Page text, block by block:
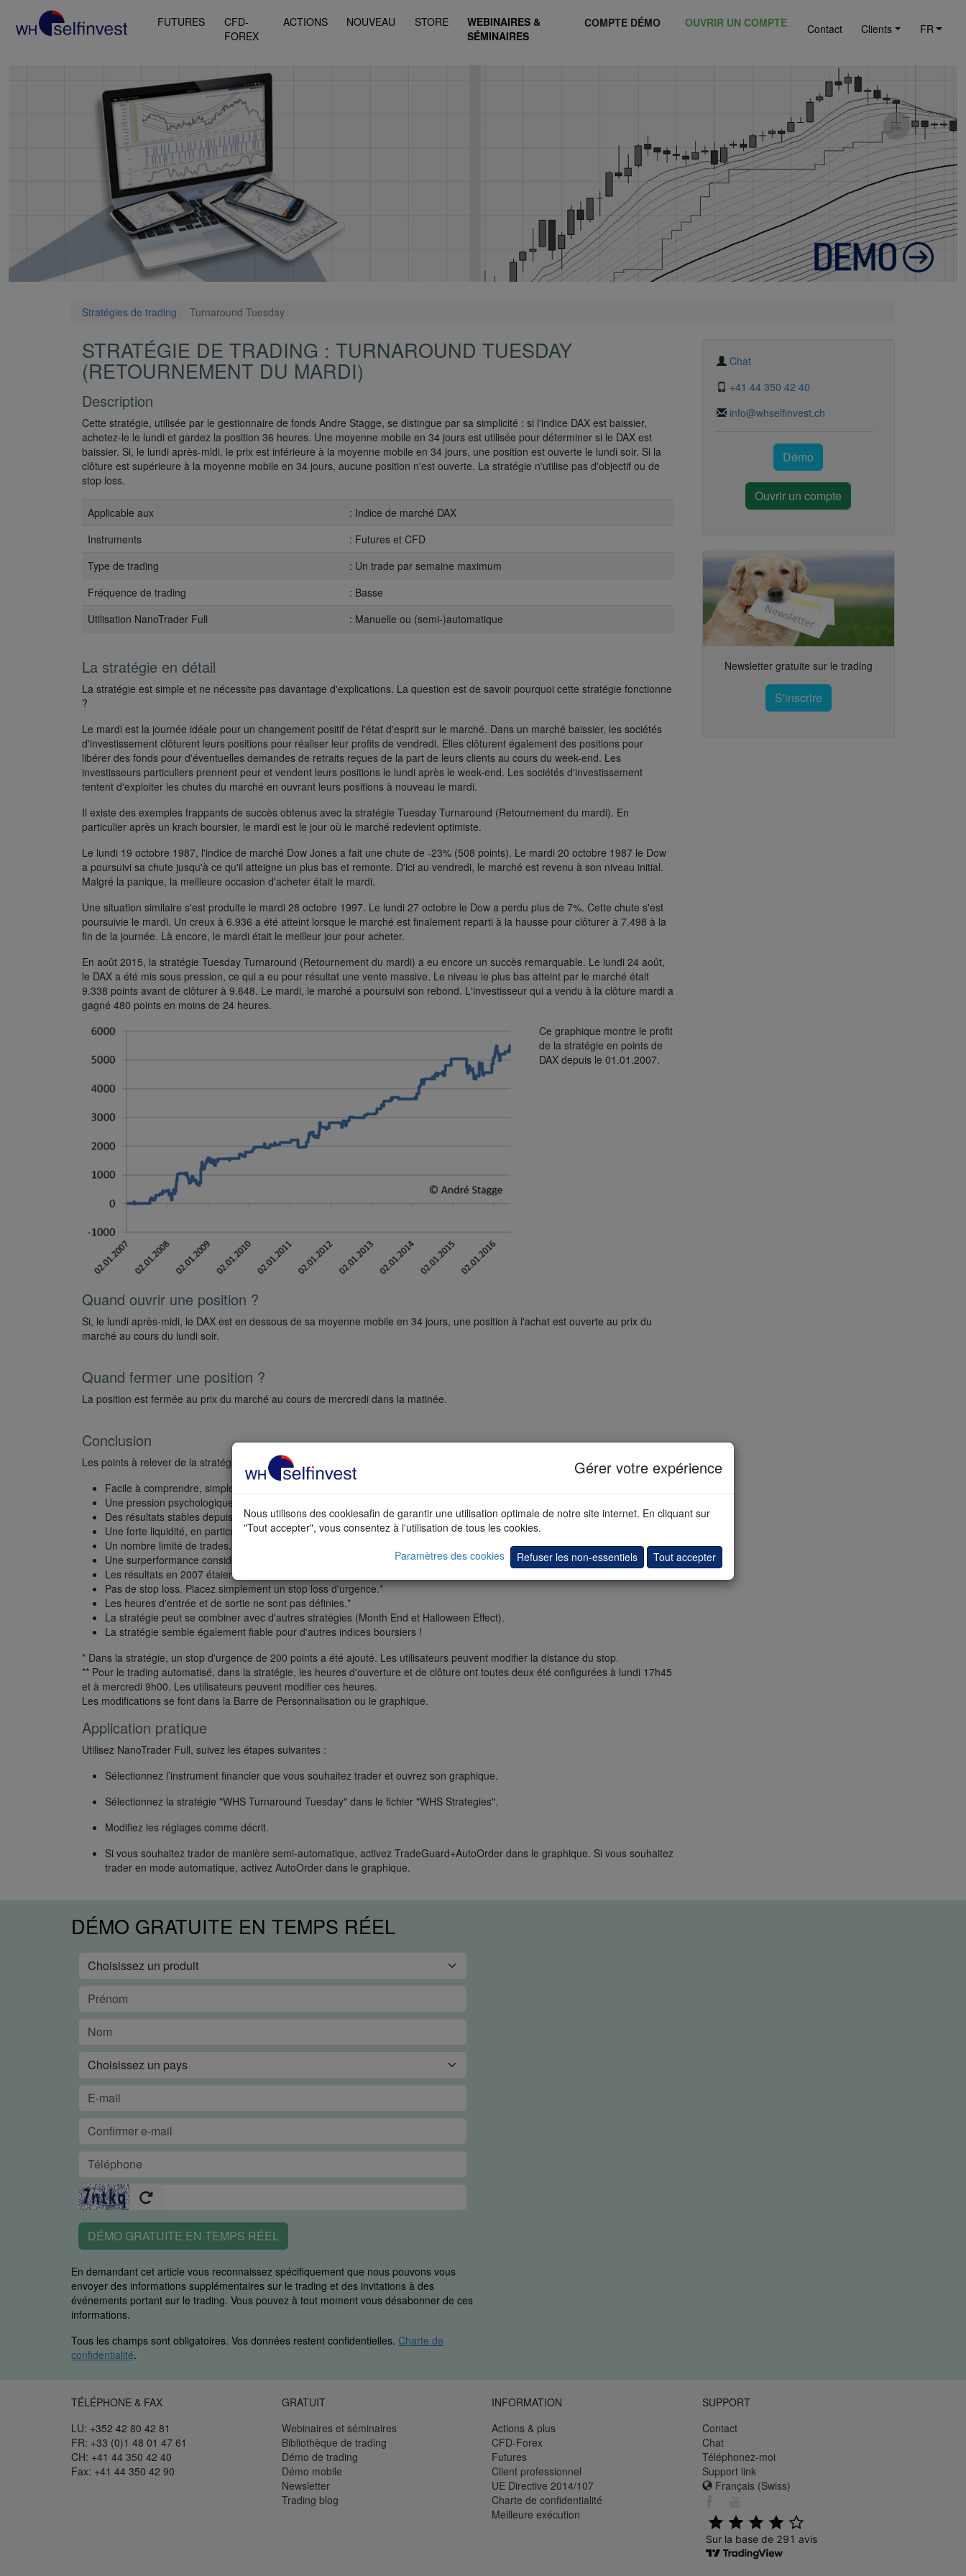
FUTURES
CFD-
FOREX
ACTIONS NOUVEAU STORE
WEBINAIRES &
SÉMINAIRES
COMPTE DÉMO OUVRIR UN COMPTE Contact Clients FR
Stratégies de trading Turnaround Tuesday
Chat
+41 44 350 42 40
info@whselfinvest.ch
Démo
Ouvrir un compte
Newsletter gratuite sur le trading
S'inscrire
STRATÉGIE DE TRADING : TURNAROUND TUESDAY
(RETOURNEMENT DU MARDI)
Description
Cette stratégie, utilisée par le gestionnaire de fonds Andre Stagge, se distingue par sa simplicité : si l'indice DAX est baissier,
achetez-le le lundi et gardez la position 36 heures. Une moyenne mobile en 34 jours est utilisée pour déterminer si le DAX est
baissier. Si, le lundi après-midi, le prix est inférieure à la moyenne mobile en 34 jours, une position est ouverte le lundi soir. Si la
clôture est supérieure à la moyenne mobile en 34 jours, aucune position n'est ouverte. La stratégie n'utilise pas d'objectif ou de
stop loss.
Applicable aux
: Indice de marché DAX
Instruments
: Futures et CFD
Type de trading
: Un trade par semaine maximum
Fréquence de trading
: Basse
Utilisation NanoTrader Full
: Manuelle ou (semi-)automatique
La stratégie en détail
La stratégie est simple et ne nécessite pas davantage d'explications. La question est de savoir pourquoi cette stratégie fonctionne
?
Le mardi est la journée idéale pour un changement positif de l'état d'esprit sur le marché. Dans un marché baissier, les sociétés
d'investissement clôturent leurs positions pour réaliser leur profits de vendredi. Elles clôturent également des positions pour
libérer des fonds pour d'éventuelles demandes de retraits reçues de la part de leurs clients au cours du week-end. Les
investisseurs particuliers prennent peur et vendent leurs positions le lundi après le week-end. Les sociétés d'investissement
tentent d'exploiter les chutes du marché en ouvrant leurs positions à nouveau le mardi.
Il existe des exemples frappants de succès obtenus avec la stratégie Tuesday Turnaround (Retournement du mardi). En
particulier après un krach boursier, le mardi est le jour où le marché redevient optimiste.
Le lundi 19 octobre 1987, l'indice de marché Dow Jones a fait une chute de -23% (508 points). Le mardi 20 octobre 1987 le Dow
a poursuivi sa chute jusqu'à ce qu'il atteigne un plus bas et remonte. D'ici au vendredi, le marché est revenu à son niveau initial.
Malgré la panique, la meilleure occasion d'acheter était le mardi.
Une situation similaire s'est produite le mardi 28 octobre 1997. Le lundi 27 octobre le Dow a perdu plus de 7%. Cette chute s'est
poursuivie le mardi. Un creux à 6.936 a été atteint lorsque le marché est finalement reparti à la hausse pour clôturer à 7.498 à la
fin de la journée. Là encore, le mardi était le meilleur jour pour acheter.
En août 2015, la stratégie Tuesday Turnaround (Retournement du mardi) a eu encore un succès remarquable. Le lundi 24 août,
le DAX a été mis sous pression, ce qui a eu pour résultat une vente massive. Le niveau le plus bas atteint par le marché était
9.338 points avant de clôturer à 9.648. Le mardi, le marché a poursuivi son rebond. L'investisseur qui a vendu à la clôture mardi a
gagné 480 points en moins de 24 heures.
Ce graphique montre le profit
de la stratégie en points de
DAX depuis le 01.01.2007.
Quand ouvrir une position ?
Si, le lundi après-midi, le DAX est en dessous de sa moyenne mobile en 34 jours, une position à l'achat est ouverte au prix du
marché au cours du lundi soir.
Quand fermer une position ?
La position est fermée au prix du marché au cours de mercredi dans la matinée.
Conclusion
Les points à relever de la stratégie Tuesday Turnaround (Retournement du mardi) :
Facile à comprendre, simple à mettre en place.
Une pression psychologique limitée car l'acheteur a l'impression d'acheter à un prix bas.
Des résultats stables depuis la crise financière de 2008.
Une forte liquidité, en particulier dans les futures sur DAX.
Un nombre limité de trades.
Une surperformance considérable même lorsque le DAX est haussier.
Les résultats en 2007 étaient faibles.
Pas de stop loss. Placez simplement un stop loss d'urgence.*
Les heures d'entrée et de sortie ne sont pas définies.*
La stratégie peut se combiner avec d'autres stratégies (Month End et Halloween Effect).
La stratégie semble également fiable pour d'autres indices boursiers !
* Dans la stratégie, un stop d'urgence de 200 points a été ajouté. Les utilisateurs peuvent modifier la distance du stop.
** Pour le trading automatisé, dans la stratégie, les heures d'ouverture et de clôture ont toutes deux été configurées à lundi 17h45
et à mercredi 9h00. Les utilisateurs peuvent modifier ces heures.
Les modifications se font dans la Barre de Personnalisation ou le graphique.
Application pratique
Utilisez NanoTrader Full, suivez les étapes suivantes :
Sélectionnez l’instrument financier que vous souhaitez trader et ouvrez son graphique.
Sélectionnez la stratégie "WHS Turnaround Tuesday" dans le fichier "WHS Strategies".
Modifiez les réglages comme décrit.
Si vous souhaitez trader de manière semi-automatique, activez TradeGuard+AutoOrder dans le graphique. Si vous souhaitez
trader en mode automatique, activez AutoOrder dans le graphique.
Gérer votre expérience
Nous utilisons des cookiesafin de garantir une utilisation optimale de notre site internet. En cliquant sur
"Tout accepter", vous consentez à l'utilisation de tous les cookies.
Paramètres des cookies
Refuser les non-essentiels Tout accepter
DÉMO GRATUITE EN TEMPS RÉEL
DÉMO GRATUITE EN TEMPS RÉEL
En demandant cet article vous reconnaissez spécifiquement que nous pouvons vous
envoyer des informations supplémentaires sur le trading et des invitations à des
événements portant sur le trading. Vous pouvez à tout moment vous désabonner de ces
informations.
Tous les champs sont obligatoires. Vos données restent confidentielles. Charte de
confidentialité.
TÉLÉPHONE & FAX
LU: +352 42 80 42 81
FR: +33 (0)1 48 01 47 61
CH: +41 44 350 42 40
Fax: +41 44 350 42 90
GRATUIT
Webinaires et séminaires
Bibliothèque de trading
Démo de trading
Démo mobile
Newsletter
Trading blog
INFORMATION
Actions & plus
CFD-Forex
Futures
Client professionnel
UE Directive 2014/107
Charte de confidentialité
Meilleure exécution
SUPPORT
Contact
Chat
Téléphonez-moi
Support link
Français (Swiss)